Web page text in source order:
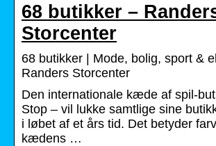
68 butikker –
Storcenter
68 butikker | Mode, bolig, sport &
Randers Storcenter
Den internationale kæde af spil-
Stop – vil lukke samtlige sine
i løbet af et års tid. Det betyder
kædens …